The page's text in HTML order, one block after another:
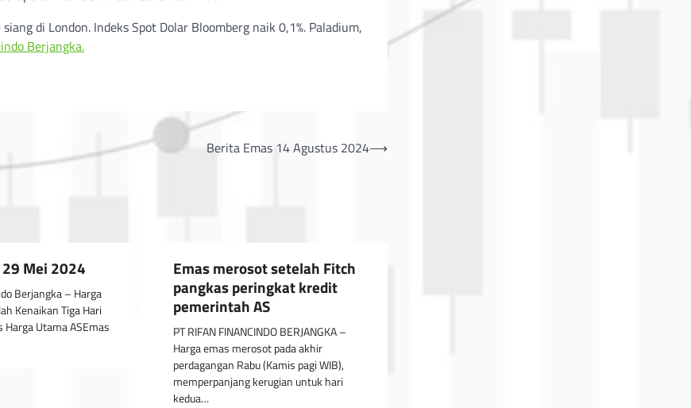
di London. Indeks Spot Dolar Bloomberg naik 0,1%. Paladium,
Berjangka.
Berita Emas 14 Agustus 2024⟶
Mei 2024
Berjangka – Harga
Kenaikan Tiga Hari
Harga Utama ASEmas
Emas merosot setelah Fitch
pangkas peringkat kredit
pemerintah AS
PT RIFAN FINANCINDO BERJANGKA –
Harga emas merosot pada akhir
perdagangan Rabu (Kamis pagi WIB),
memperpanjang kerugian untuk hari
kedua…